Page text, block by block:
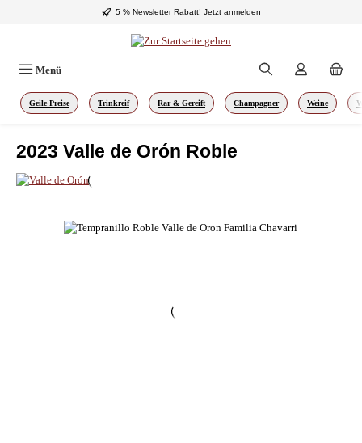
Zum Hauptinhalt springen5 % Newsletter Rabatt! Jetzt anmelden
Menü
Geile Preise Trinkreif Rar & Gereift Champagner Weine
2023 Valle de Orón Roble
Bildergalerie überspringen